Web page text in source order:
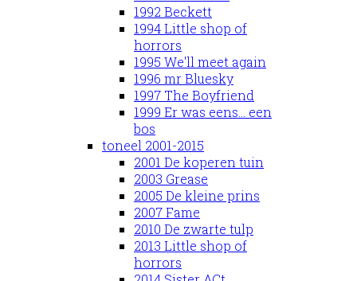
1992 Beckett
1994 Little shop of
horrors
1995 We'll meet again
1996 mr Bluesky
1997 The Boyfriend
1999 Er was eens... een
bos
toneel 2001-2015
2001 De koperen tuin
2003 Grease
2005 De kleine prins
2007 Fame
2010 De zwarte tulp
2013 Little shop of
horrors